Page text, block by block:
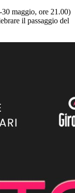
maggio, ore 21.00)
il passaggio del